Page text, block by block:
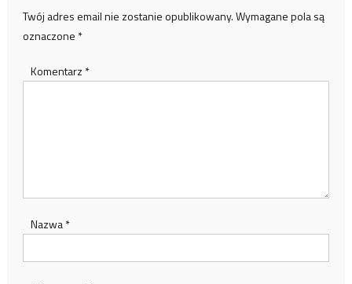
Twój adres email nie zostanie opublikowany.Wymagane pola są
oznaczone *
Komentarz *
Nazwa*